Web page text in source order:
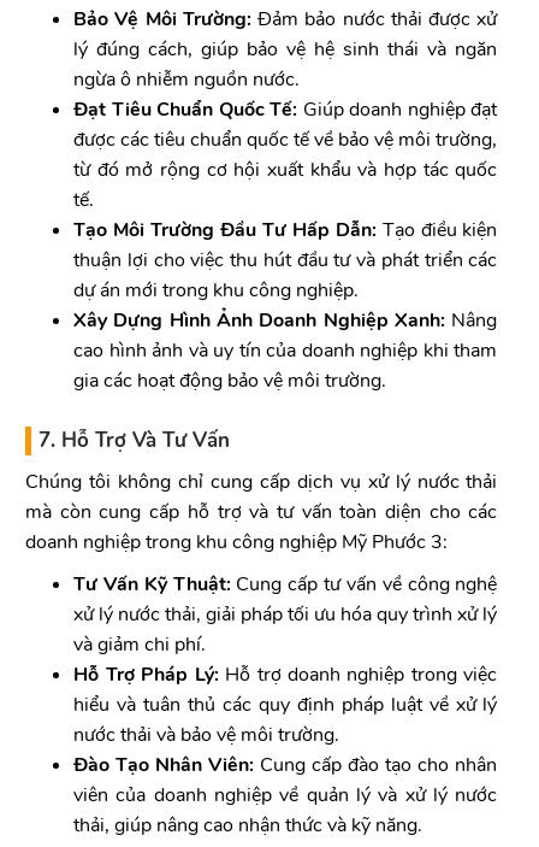
Bảo Vệ Môi Trường: Đảm bảo nước thải được xử
lý đúng cách, giúp bảo vệ hệ sinh thái và ngăn
ngừa ô nhiễm nguồn nước.
Đạt Tiêu Chuẩn Quốc Tế: Giúp doanh nghiệp đạt
được các tiêu chuẩn quốc tế về bảo vệ môi trường,
từ đó mở rộng cơ hội xuất khẩu và hợp tác quốc
tế.
Tạo Môi Trường Đầu Tư Hấp Dẫn: Tạo điều kiện
thuận lợi cho việc thu hút đầu tư và phát triển các
dự án mới trong khu công nghiệp.
Xây Dựng Hình Ảnh Doanh Nghiệp Xanh: Nâng
cao hình ảnh và uy tín của doanh nghiệp khi tham
gia các hoạt động bảo vệ môi trường.
7. Hỗ Trợ Và Tư Vấn
Chúng tôi không chỉ cung cấp dịch vụ xử lý nước thải
mà còn cung cấp hỗ trợ và tư vấn toàn diện cho các
doanh nghiệp trong khu công nghiệp Mỹ Phước 3:
Tư Vấn Kỹ Thuật: Cung cấp tư vấn về công nghệ
xử lý nước thải, giải pháp tối ưu hóa quy trình xử lý
và giảm chi phí.
Hỗ Trợ Pháp Lý: Hỗ trợ doanh nghiệp trong việc
hiểu và tuân thủ các quy định pháp luật về xử lý
nước thải và bảo vệ môi trường.
Đào Tạo Nhân Viên: Cung cấp đào tạo cho nhân
viên của doanh nghiệp về quản lý và xử lý nước
thải, giúp nâng cao nhận thức và kỹ năng.